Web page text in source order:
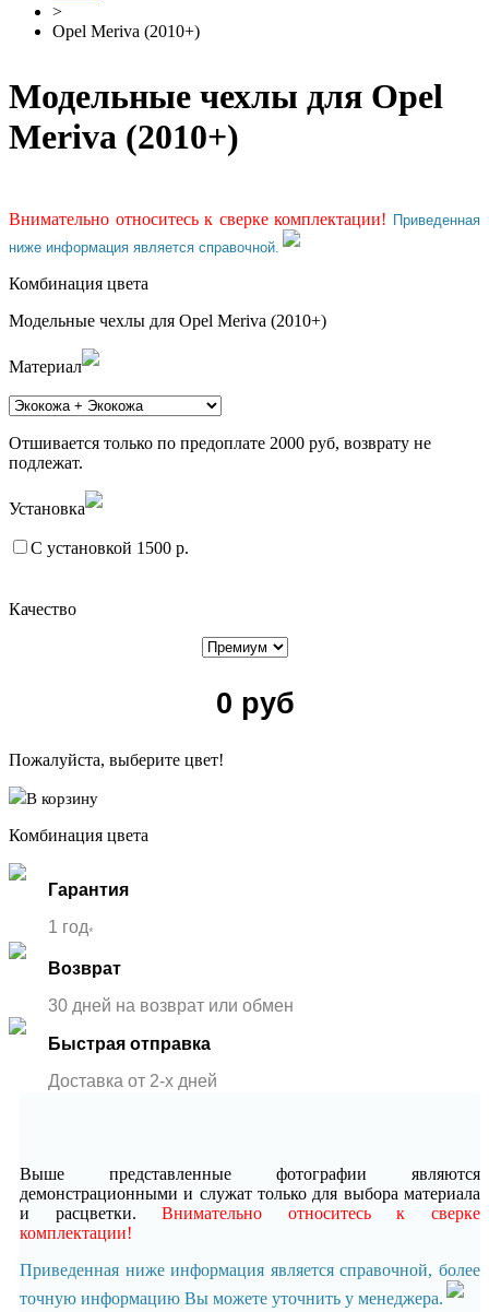
>
Opel Meriva (2010+)
Модельные чехлы для Opel
Meriva (2010+)
Внимательно относитесь к сверке комплектации! Приведенная
ниже информация является справочной.
Комбинация цвета
Модельные чехлы для Opel Meriva (2010+)
Материал
Отшивается только по предоплате 2000 руб, возврату не
подлежат.
Установка
С установкой 1500 р.
Качество
0 руб
Пожалуйста, выберите цвет!
В корзину
Комбинация цвета
Гарантия
1 год*
Возврат
30 дней на возврат или обмен
Быстрая отправка
Доставка от 2-x дней
Выше представленные фотографии являются
демонстрационными и служат только для выбора материала
и расцветки.Внимательно относитесь к сверке
комплектации!
Приведенная ниже информация является справочной, более
точную информацию Вы можете уточнить у менеджера.